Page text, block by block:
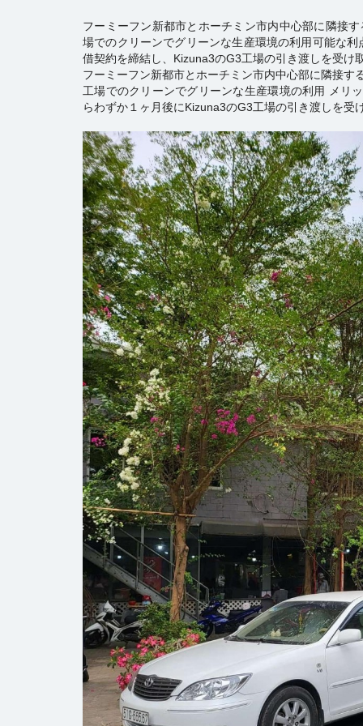
フーミーフン新都市とホーチミン市内中心部に隣接
場でのクリーンでグリーンな生産環境の利用可能な
借契約を締結し、Kizuna3のG3工場の引き渡しを受け
フーミーフン新都市とホーチミン市内中心部に隣接す
工場でのクリーンでグリーンな生産環境の利用 メリ
らわずか１ヶ月後にKizuna3のG3工場の引き渡しを受